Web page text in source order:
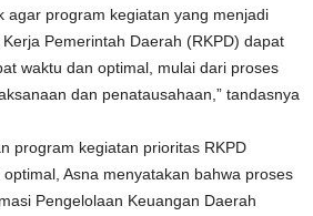
agar program kegiatan yang menjadi
Pemerintah Daerah (RKPD) dapat
waktu dan optimal, mulai dari proses
dan penatausahaan,” tandasnya
program kegiatan prioritas RKPD
Asna menyatakan bahwa proses
Pengelolaan Keuangan Daerah